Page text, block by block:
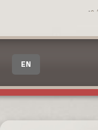
EN